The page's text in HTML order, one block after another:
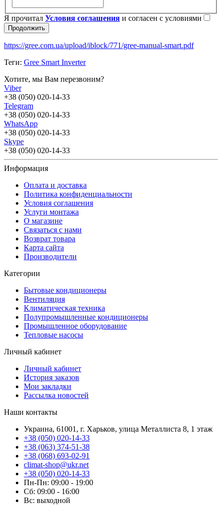
Я прочитал Условия соглашения и согласен с условиями
Продолжить
https://gree.com.ua/upload/iblock/771/gree-manual-smart.pdf
Теги: Gree Smart Inverter
Хотите, мы Вам перезвоним?
Viber
+38 (050) 020-14-33
Telegram
+38 (050) 020-14-33
WhatsApp
+38 (050) 020-14-33
Skype
+38 (050) 020-14-33
Информация
Оплата и доставка
Политика конфиденциальности
Условия соглашения
Услуги монтажа
О магазине
Связаться с нами
Возврат товара
Карта сайта
Производители
Категории
Бытовые кондиционеры
Вентиляция
Климатическая техника
Полупромышленные кондиционеры
Промышленное оборудование
Тепловые насосы
Личный кабинет
Личный кабинет
История заказов
Мои закладки
Рассылка новостей
Наши контакты
Украина, 61001, г. Харьков, улица Металлиста 8, 1 этаж
+38 (050) 020-14-33
+38 (063) 374-51-38
+38 (068) 693-02-91
climat-shop@ukr.net
+38 (050) 020-14-33
Пн-Пн: 09:00 - 19:00
Сб: 09:00 - 16:00
Вс: выходной